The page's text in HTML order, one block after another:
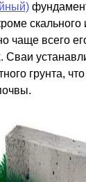
скального
чаще всего
Сваи
грунта,